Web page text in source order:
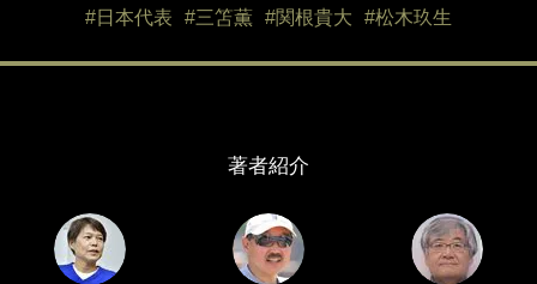
#日本代表
#三笘薫 #関根貴大 #松木玖生
著者紹介